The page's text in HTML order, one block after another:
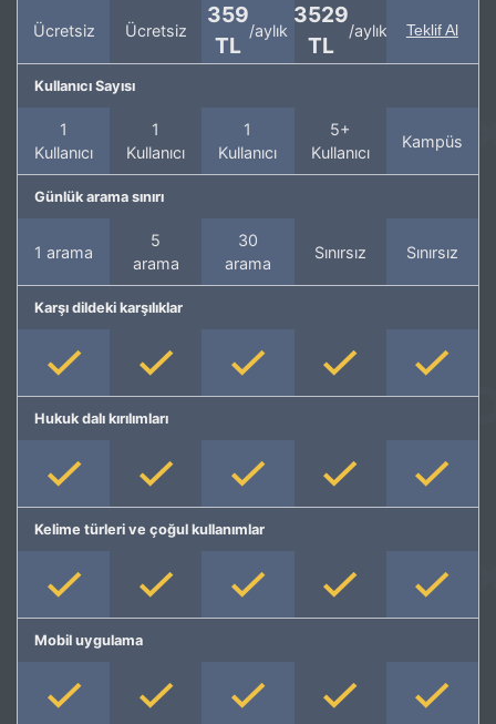
Ücretsiz Ücretsiz
359
TL
/aylık
3529
TL
/aylık Teklif Al
Kullanıcı Sayısı
1
Kullanıcı
1
Kullanıcı
1
Kullanıcı
5+
Kullanıcı
Kampüs
Günlük arama sınırı
1 arama
5
arama
30
arama
Sınırsız Sınırsız
Karşı dildeki karşılıklar
Hukuk dalı kırılımları
Kelime türleri ve çoğul kullanımlar
Mobil uygulama